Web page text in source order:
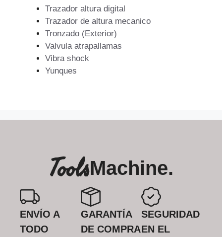
Trazador altura digital
Trazador de altura mecanico
Tronzado (Exterior)
Valvula atrapallamas
Vibra shock
Yunques
ToolsMachine.
ENVÍO A
TODO
GARANTÍA
DE COMPRA
SEGURIDAD
EN EL